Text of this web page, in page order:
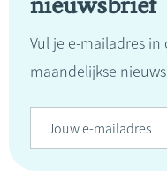
Vul je e-mailadres
maandelijkse